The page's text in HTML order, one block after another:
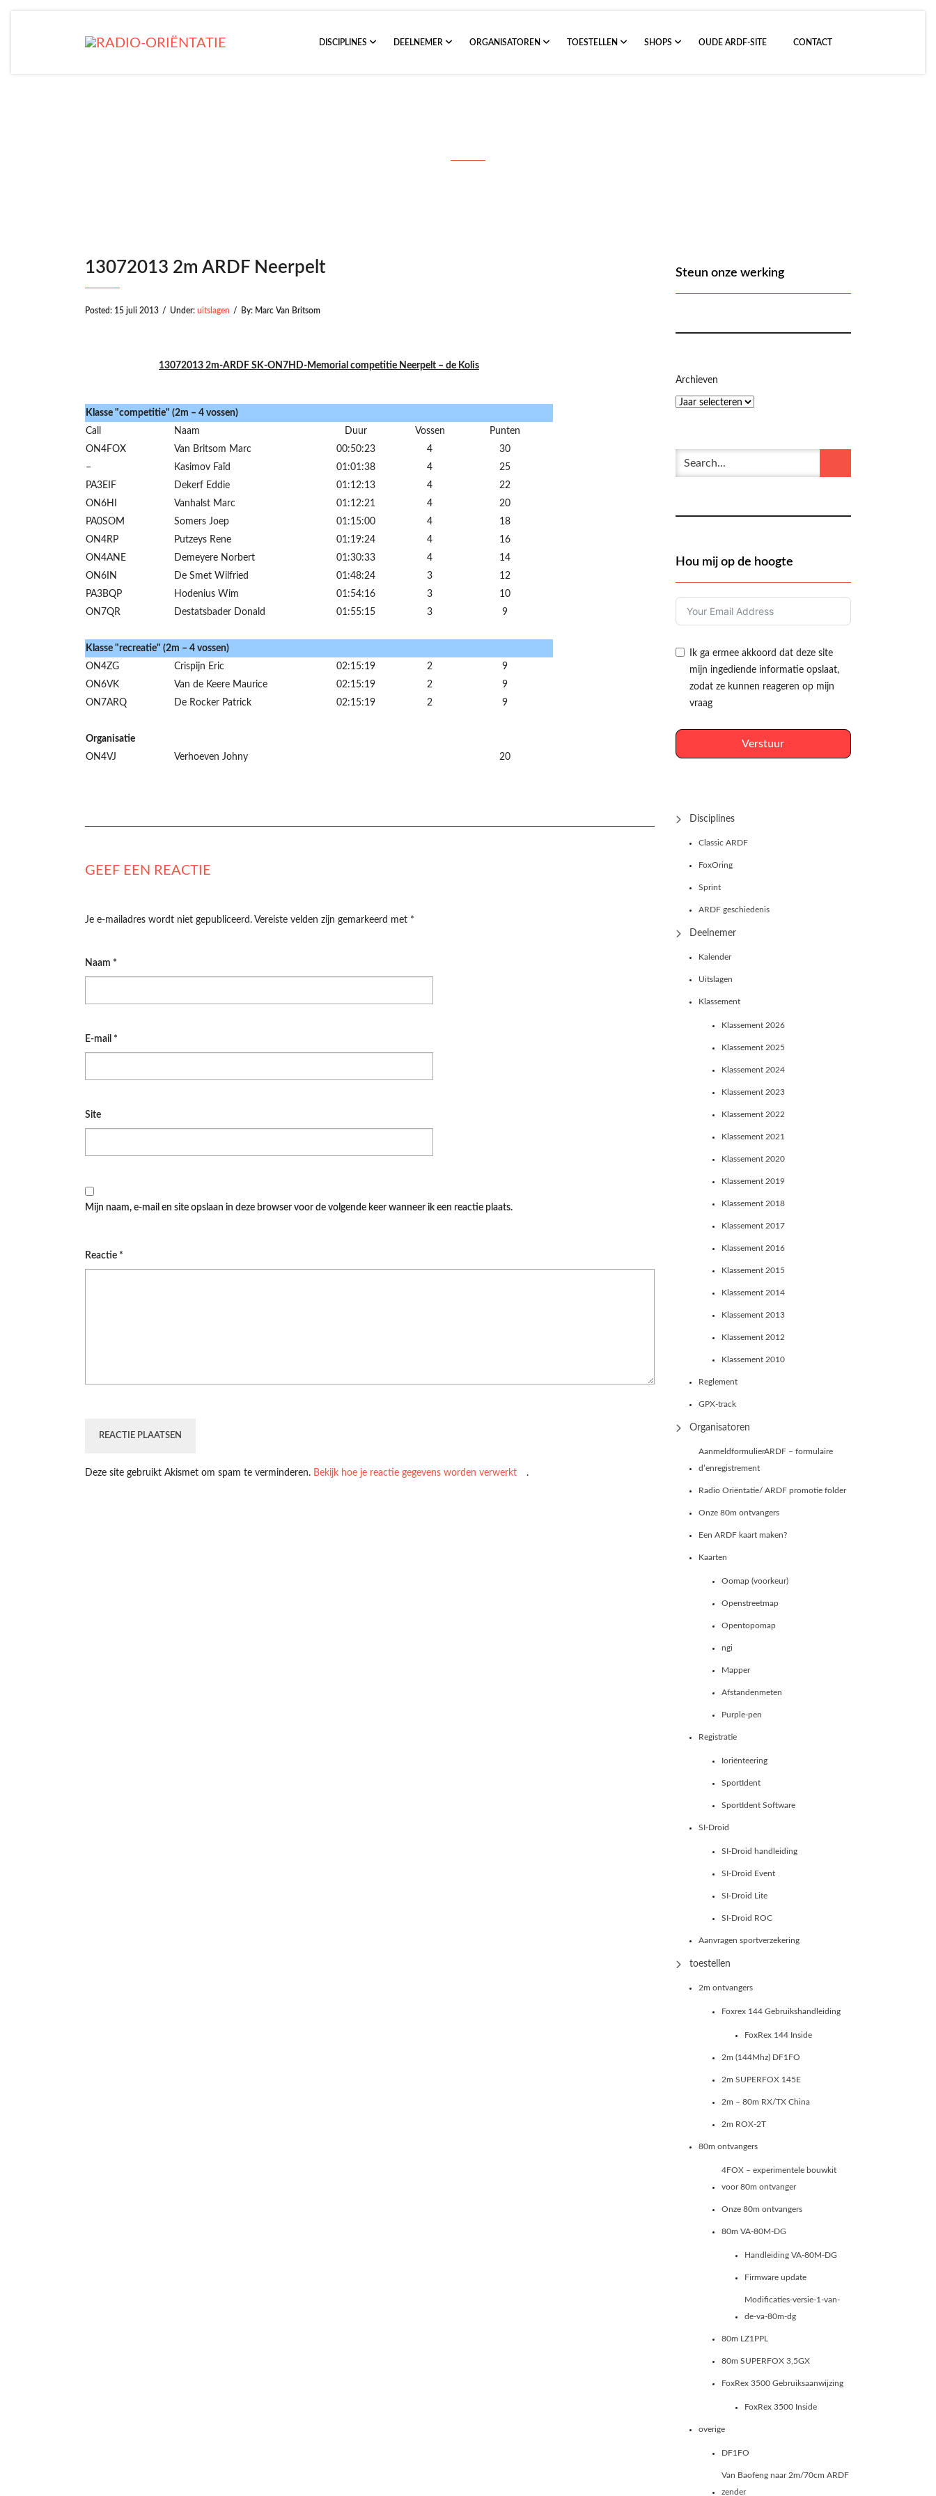
DISCIPLINES DEELNEMER ORGANISATOREN TOESTELLEN SHOPS OUDE ARDF-SITE CONTACT
13072013 2m ARDF Neerpelt
Posted: 15 juli 2013 / Under: uitslagen / By: Marc Van Britsom
13072013 2m-ARDF SK-ON7HD-Memorial competitie Neerpelt – de Kolis
Klasse "competitie" (2m – 4 vossen)
Call
Naam Duur Vossen
Punten
ON4FOX
Van Britsom Marc 00:50:23 4
30
–
Kasimov Faïd 01:01:38 4
25
PA3EIF
Dekerf Eddie 01:12:13 4
22
ON6HI
Vanhalst Marc 01:12:21 4
20
PA0SOM
Somers Joep 01:15:00 4
18
ON4RP
Putzeys Rene 01:19:24 4
16
ON4ANE
Demeyere Norbert 01:30:33 4
14
ON6IN
De Smet Wilfried 01:48:24 3
12
PA3BQP
Hodenius Wim 01:54:16 3
10
ON7QR
Destatsbader Donald 01:55:15 3 9
Klasse "recreatie" (2m – 4 vossen)
ON4ZG
Crispijn Eric 02:15:19 2
9
ON6VK
Van de Keere Maurice 02:15:19 2
9
ON7ARQ
De Rocker Patrick 02:15:19 2 9
Organisatie
ON4VJ
Verhoeven Johny 20
GEEF EEN REACTIE
Je e-mailadres wordt niet gepubliceerd. Vereiste velden zijn gemarkeerd met *
Naam *
E-mail *
Site
Mijn naam, e-mail en site opslaan in deze browser voor de volgende keer wanneer ik een reactie plaats.
Reactie *
Deze site gebruikt Akismet om spam te verminderen. Bekijk hoe je reactie gegevens worden verwerkt .
Steun onze werking
Archieven
Hou mij op de hoogte
Ik ga ermee akkoord dat deze site
mijn ingediende informatie opslaat,
zodat ze kunnen reageren op mijn
vraag
Verstuur
Disciplines
Classic ARDF
FoxOring
Sprint
ARDF geschiedenis
Deelnemer
Kalender
Uitslagen
Klassement
Klassement 2026
Klassement 2025
Klassement 2024
Klassement 2023
Klassement 2022
Klassement 2021
Klassement 2020
Klassement 2019
Klassement 2018
Klassement 2017
Klassement 2016
Klassement 2015
Klassement 2014
Klassement 2013
Klassement 2012
Klassement 2010
Reglement
GPX-track
Organisatoren
AanmeldformulierARDF – formulaire
d’enregistrement
Radio Oriëntatie/ ARDF promotie folder
Onze 80m ontvangers
Een ARDF kaart maken?
Kaarten
Oomap (voorkeur)
Openstreetmap
Opentopomap
ngi
Mapper
Afstandenmeten
Purple-pen
Registratie
Ioriënteering
SportIdent
SportIdent Software
SI-Droid
SI-Droid handleiding
SI-Droid Event
SI-Droid Lite
SI-Droid ROC
Aanvragen sportverzekering
toestellen
2m ontvangers
Foxrex 144 Gebruikshandleiding
FoxRex 144 Inside
2m (144Mhz) DF1FO
2m SUPERFOX 145E
2m – 80m RX/TX China
2m ROX-2T
80m ontvangers
4FOX – experimentele bouwkit
voor 80m ontvanger
Onze 80m ontvangers
80m VA-80M-DG
Handleiding VA-80M-DG
Firmware update
Modificaties-versie-1-van-
de-va-80m-dg
80m LZ1PPL
80m SUPERFOX 3,5GX
FoxRex 3500 Gebruiksaanwijzing
FoxRex 3500 Inside
overige
DF1FO
Van Baofeng naar 2m/70cm ARDF
zender